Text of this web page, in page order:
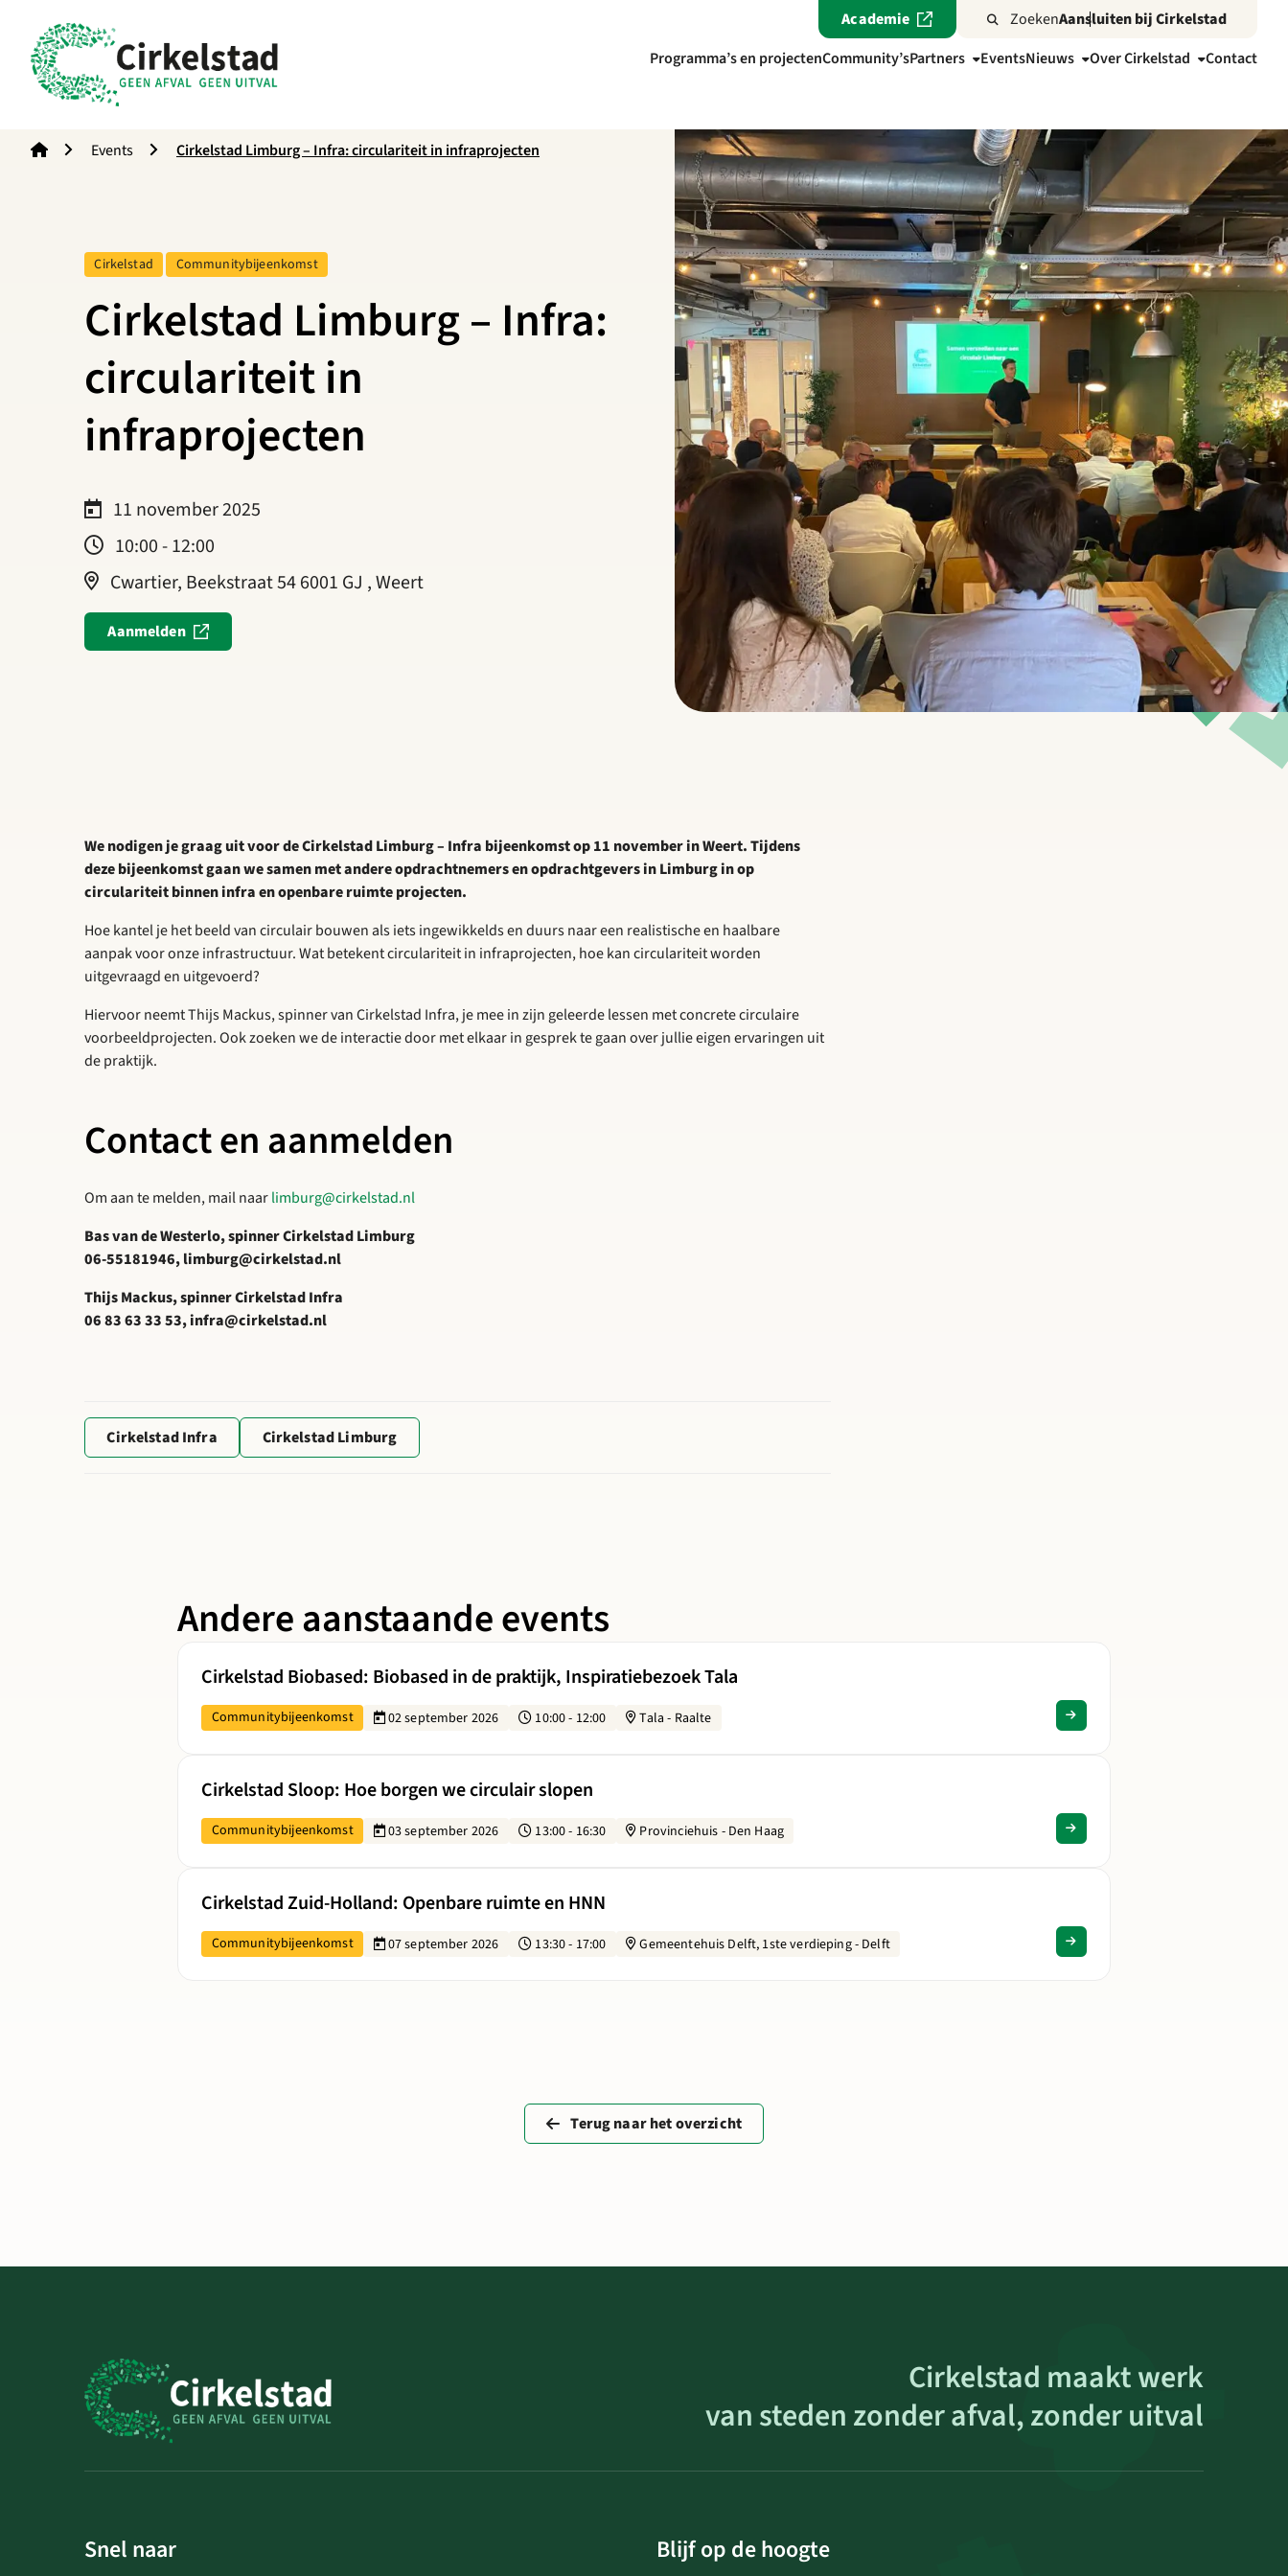
Academie ZoekenAansluiten bij Cirkelstad
Programma’s en projectenCommunity’sPartners EventsNieuws Over Cirkelstad Contact
Events Cirkelstad Limburg – Infra: circulariteit in infraprojecten
Cirkelstad Limburg – Infra:
circulariteit in
infraprojecten
Tag:
Cirkelstad Tag:
Communitybijeenkomst
11 november 2025
10:00 - 12:00
Cwartier, Beekstraat 54 6001 GJ , Weert
Aanmelden
We nodigen je graag uit voor de Cirkelstad Limburg – Infra bijeenkomst op 11 november in Weert. Tijdens
deze bijeenkomst gaan we samen met andere opdrachtnemers en opdrachtgevers in Limburg in op
circulariteit binnen infra en openbare ruimte projecten.
Hoe kantel je het beeld van circulair bouwen als iets ingewikkelds en duurs naar een realistische en haalbare
aanpak voor onze infrastructuur. Wat betekent circulariteit in infraprojecten, hoe kan circulariteit worden
uitgevraagd en uitgevoerd?
Hiervoor neemt Thijs Mackus, spinner van Cirkelstad Infra, je mee in zijn geleerde lessen met concrete circulaire
voorbeeldprojecten. Ook zoeken we de interactie door met elkaar in gesprek te gaan over jullie eigen ervaringen uit
de praktijk.
Contact en aanmelden
Om aan te melden, mail naarlimburg@cirkelstad.nl
Bas van de Westerlo, spinner Cirkelstad Limburg
06-55181946, limburg@cirkelstad.nl
Thijs Mackus, spinner Cirkelstad Infra
06 83 63 33 53, infra@cirkelstad.nl
Cirkelstad Infra Cirkelstad Limburg
Andere aanstaande events
Cirkelstad Biobased: Biobased in de praktijk, Inspiratiebezoek Tala
Communitybijeenkomst 02 september 2026 10:00 - 12:00 Tala - Raalte
Lees meer over Cirkelstad Biobased: Biobased in de praktijk, Inspiratiebezoek Tala
Cirkelstad Sloop: Hoe borgen we circulair slopen
Communitybijeenkomst 03 september 2026 13:00 - 16:30 Provinciehuis - Den Haag
Cirkelstad Zuid-Holland: Openbare ruimte en HNN
Communitybijeenkomst 07 september 2026 13:30 - 17:00 Gemeentehuis Delft, 1ste verdieping - Delft
Terug naar het overzicht
Cirkelstad maakt werk
van steden zonder afval, zonder uitval
Snel naar Blijf op de hoogte